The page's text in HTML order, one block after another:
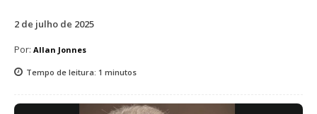
2 de julho de 2025
Por: Allan Jonnes
Tempo de leitura: 1 minutos